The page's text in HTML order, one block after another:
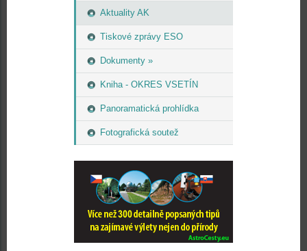
Aktuality AK
Tiskové zprávy ESO
Dokumenty »
Kniha - OKRES VSETÍN
Panoramatická prohlídka
Fotografická soutež